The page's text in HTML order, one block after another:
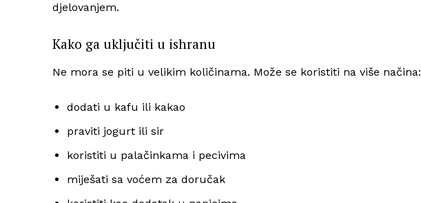
djelovanjem.
Kako ga uključiti u ishranu
Ne mora se piti u velikim količinama. Može se koristiti na više načina:
dodati u kafu ili kakao
praviti jogurt ili sir
koristiti u palačinkama i pecivima
miješati sa voćem za doručak